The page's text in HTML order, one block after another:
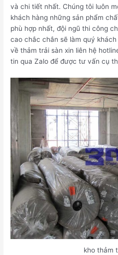
và chi tiết nhất. Chúng tôi luôn
khách hàng những sản phẩm
phù hợp nhất, đội ngũ thi công
cao chắc chắn sẽ làm quý
về thảm trải sàn xin liên hệ
tin qua Zalo để được tư vấn cụ
kho thảm